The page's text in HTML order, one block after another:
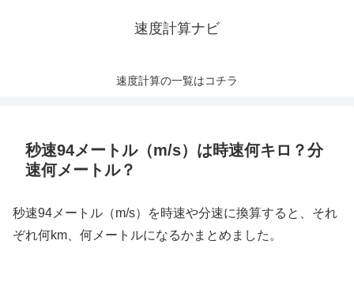
速度計算ナビ
速度計算の一覧はコチラ
秒速94メートル（m/s）は時速何キロ？分
速何メートル？
秒速94メートル（m/s）を時速や分速に換算すると、それ
ぞれ何km、何メートルになるかまとめました。